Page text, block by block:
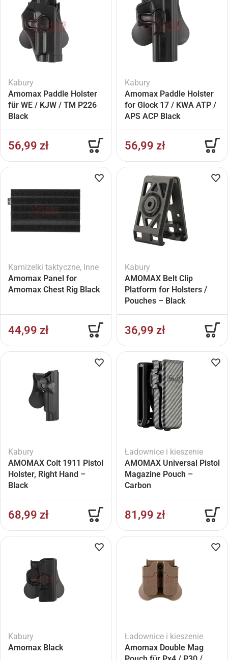
Kabury
Amomax Paddle Holster
für WE / KJW / TM P226
Black
56,99 zł
Kabury
Amomax Paddle Holster
for Glock 17 / KWA ATP /
APS ACP Black
56,99 zł
Kamizelki taktyczne, Inne
Amomax Panel for
Amomax Chest Rig Black
44,99 zł
Kabury
AMOMAX Belt Clip
Platform for Holsters /
Pouches – Black
36,99 zł
Kabury
AMOMAX Colt 1911 Pistol
Holster, Right Hand –
Black
68,99 zł
Ładownice i kieszenie
AMOMAX Universal Pistol
Magazine Pouch –
Carbon
81,99 zł
Kabury
Amomax Black
Ładownice i kieszenie
Amomax Double Mag